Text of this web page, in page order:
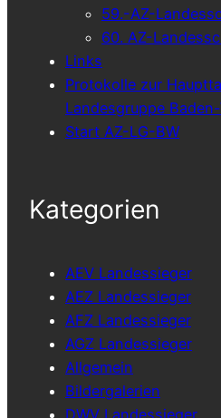
59.-AZ-
60. AZ-
Links
Protokolle zur
Landesgruppe
Start AZ-LG-BW
Kategorien
AEV Landessieger
AEZ Landessieger
AFZ Landessieger
AGZ Landessieger
Allgemein
Bildergalerien